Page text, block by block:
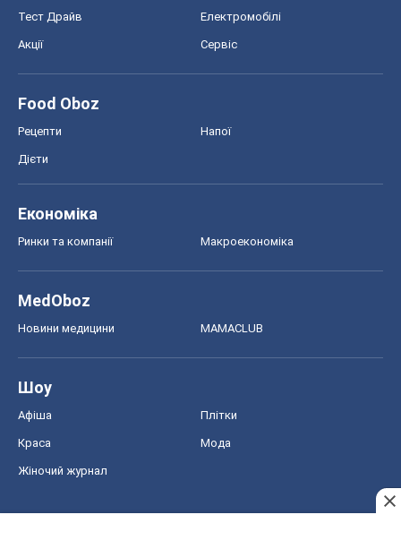
Тест Драйв Електромобілі
Акції Сервіс
Food Oboz
Рецепти Напої
Дієти
Економіка
Ринки та компанії Макроекономіка
MedOboz
Новини медицини MAMACLUB
Шоу
Афіша Плітки
Краса Мода
Жіночий журнал